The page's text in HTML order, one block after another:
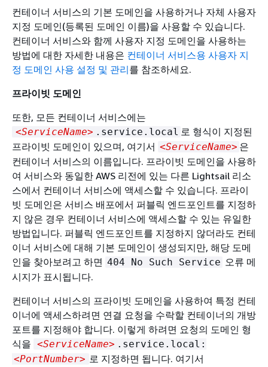
컨테이너 서비스의 기본 도메인을 사용하거나 자체 사용자
지정 도메인(등록된 도메인 이름)을 사용할 수 있습니다.
컨테이너 서비스와 함께 사용자 지정 도메인을 사용하는
방법에 대한 자세한 내용은 컨테이너 서비스용 사용자 지
정 도메인 사용 설정 및 관리를 참조하세요.
프라이빗 도메인
또한, 모든 컨테이너 서비스에는
<ServiceName> .service.local 로 형식이 지정된
프라이빗 도메인이 있으며, 여기서 <ServiceName> 은
컨테이너 서비스의 이름입니다. 프라이빗 도메인을 사용하
여 서비스와 동일한 AWS 리전에 있는 다른 Lightsail 리소
스에서 컨테이너 서비스에 액세스할 수 있습니다. 프라이
빗 도메인은 서비스 배포에서 퍼블릭 엔드포인트를 지정하
지 않은 경우 컨테이너 서비스에 액세스할 수 있는 유일한
방법입니다. 퍼블릭 엔드포인트를 지정하지 않더라도 컨테
이너 서비스에 대해 기본 도메인이 생성되지만, 해당 도메
인을 찾아보려고 하면 404 No Such Service 오류 메
시지가 표시됩니다.
컨테이너 서비스의 프라이빗 도메인을 사용하여 특정 컨테
이너에 액세스하려면 연결 요청을 수락할 컨테이너의 개방
포트를 지정해야 합니다. 이렇게 하려면 요청의 도메인 형
식을 <ServiceName> .service.local:
<PortNumber> 로 지정하면 됩니다. 여기서